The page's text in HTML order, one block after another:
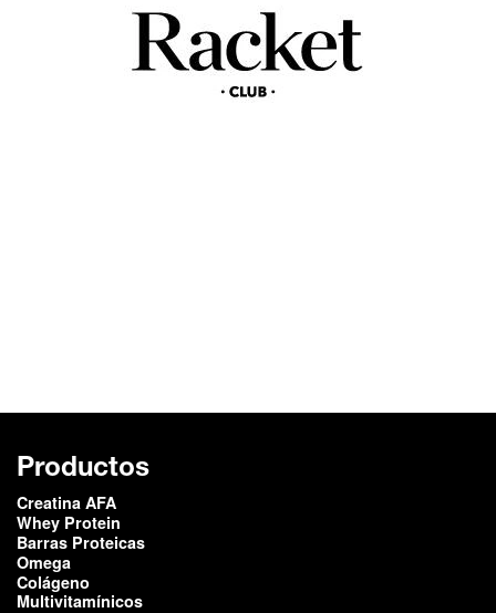
Productos
Creatina AFA
Whey Protein
Barras Proteicas
Omega
Colágeno
Multivitamínicos